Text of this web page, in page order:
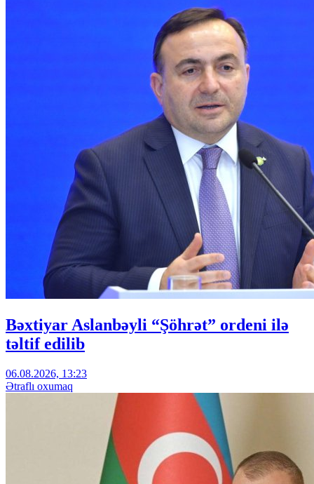
Bəxtiyar Aslanbəyli “Şöhrət” ordeni ilə
təltif edilib
06.08.2026, 13:23
Ətraflı oxumaq